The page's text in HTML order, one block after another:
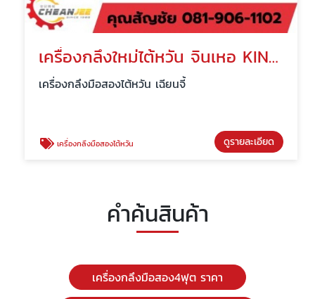
เครื่องกลึงใหม่ไต้หวัน จินเหอ KINWA
เครื่องกลึงมือสองไต้หวัน เฉียนจี้
เครื่องกลึงมือสองไต้หวัน ดูรายละเอียด
คำค้นสินค้า
เครื่องกลึงมือสอง4ฟุต ราคา